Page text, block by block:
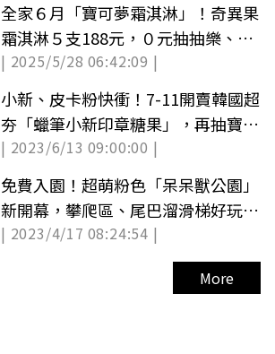
全家６月「寶可夢霜淇淋」！奇異果
霜淇淋５支188元，０元抽抽樂、49
元捏捏球
| 2025/5/28 06:42:09 |
小新、皮卡粉快衝！7-11開賣韓國超
夯「蠟筆小新印章糖果」，再抽寶可
夢一番賞
| 2023/6/13 09:00:00 |
免費入園！超萌粉色「呆呆獸公園」
新開幕，攀爬區、尾巴溜滑梯好玩又
好拍
| 2023/4/17 08:24:54 |
More